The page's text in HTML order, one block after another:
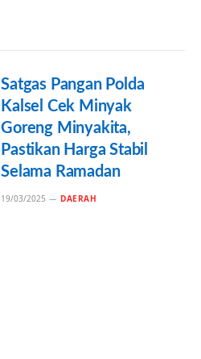
Satgas Pangan Polda
Kalsel Cek Minyak
Goreng Minyakita,
Pastikan Harga Stabil
Selama Ramadan
19/03/2025 DAERAH